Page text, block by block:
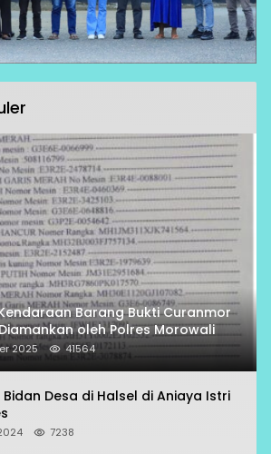
Barang Bukti Curanmor
oleh Polres Morowali
2025 41564
Bidan Desa di Halsel di Aniaya Istri
7238